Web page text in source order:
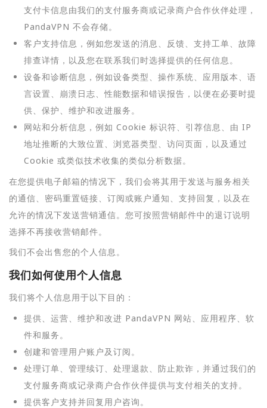
支付卡信息由我们的支付服务商或记录商户合作伙伴处理，
PandaVPN 不会存储。
客户支持信息，例如您发送的消息、反馈、支持工单、故障
排查详情，以及您在联系我们时选择提供的任何信息。
设备和诊断信息，例如设备类型、操作系统、应用版本、语
言设置、崩溃日志、性能数据和错误报告，以便在必要时提
供、保护、维护和改进服务。
网站和分析信息，例如 Cookie 标识符、引荐信息、由 IP
地址推断的大致位置、浏览器类型、访问页面，以及通过
Cookie 或类似技术收集的类似分析数据。
在您提供电子邮箱的情况下，我们会将其用于发送与服务相关
的通信、密码重置链接、订阅或账户通知、支持回复，以及在
允许的情况下发送营销通信。您可按照营销邮件中的退订说明
选择不再接收营销邮件。
我们不会出售您的个人信息。
我们如何使用个人信息
我们将个人信息用于以下目的：
提供、运营、维护和改进 PandaVPN 网站、应用程序、软
件和服务。
创建和管理用户账户及订阅。
处理订单、管理续订、处理退款、防止欺诈，并通过我们的
支付服务商或记录商户合作伙伴提供与支付相关的支持。
提供客户支持并回复用户咨询。